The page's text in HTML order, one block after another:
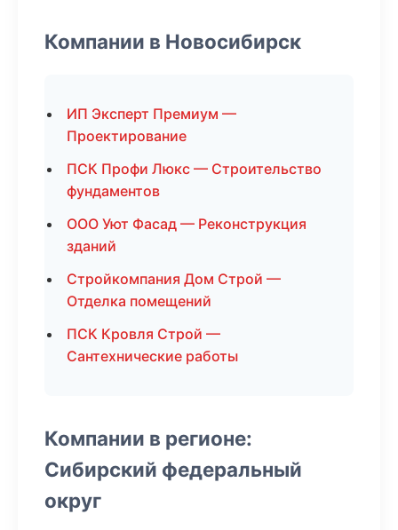
Компании в Новосибирск
ИП Эксперт Премиум —
Проектирование
ПСК Профи Люкс — Строительство
фундаментов
ООО Уют Фасад — Реконструкция
зданий
Стройкомпания Дом Строй —
Отделка помещений
ПСК Кровля Строй —
Сантехнические работы
Компании в регионе:
Сибирский федеральный
округ